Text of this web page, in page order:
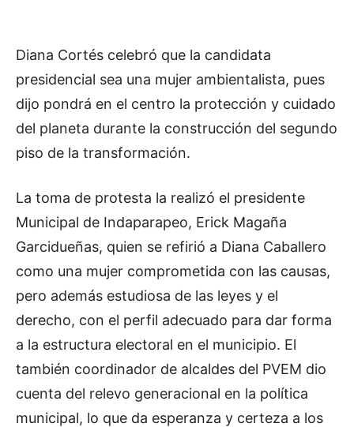
Diana Cortés celebró que la candidata
presidencial sea una mujer ambientalista, pues
dijo pondrá en el centro la protección y cuidado
del planeta durante la construcción del segundo
piso de la transformación.
La toma de protesta la realizó el presidente
Municipal de Indaparapeo, Erick Magaña
Garcidueñas, quien se refirió a Diana Caballero
como una mujer comprometida con las causas,
pero además estudiosa de las leyes y el
derecho, con el perfil adecuado para dar forma
a la estructura electoral en el municipio. El
también coordinador de alcaldes del PVEM dio
cuenta del relevo generacional en la política
municipal, lo que da esperanza y certeza a los